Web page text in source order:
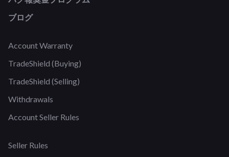
ブログ
Account Warranty
TradeShield (Buying)
TradeShield (Selling)
Withdrawals
Account Seller Rules
Seller Rules